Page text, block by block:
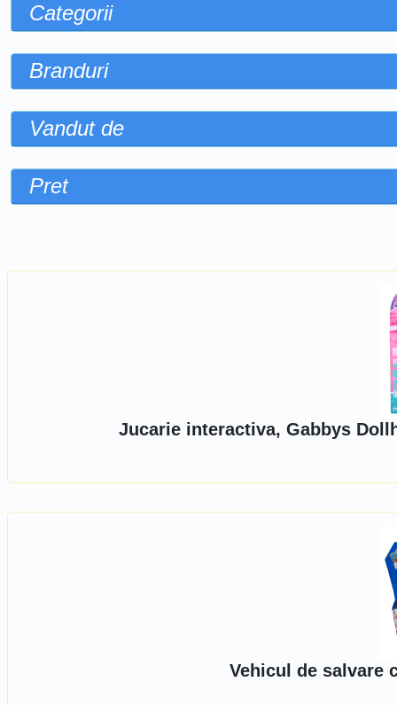
Categorii
Branduri
Vandut de
Pret
Jucarie interactiva, Gabbys
Vehicul de salvare